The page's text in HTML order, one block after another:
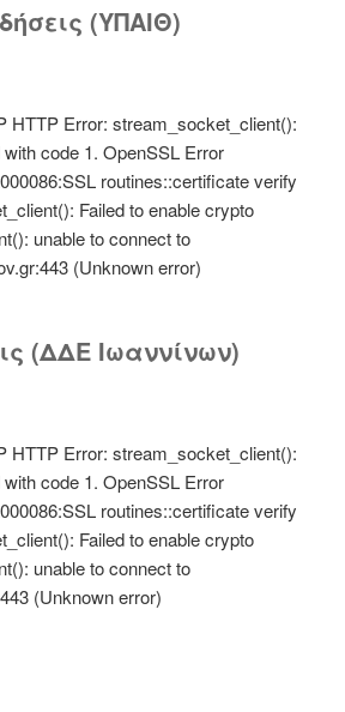
(ΥΠΑΙΘ)
HTTP Error: stream_socket_client():
code 1. OpenSSL Error
routines::certificate verify
Failed to enable crypto
unable to connect to
(Unknown error)
(ΔΔΕ Ιωαννίνων)
HTTP Error: stream_socket_client():
code 1. OpenSSL Error
routines::certificate verify
Failed to enable crypto
unable to connect to
(Unknown error)